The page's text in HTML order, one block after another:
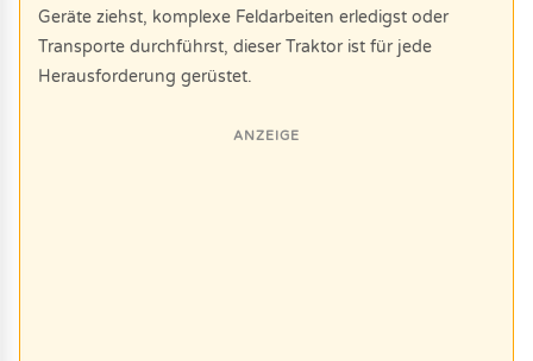
Geräte ziehst, komplexe Feldarbeiten erledigst oder
Transporte durchführst, dieser Traktor ist für jede
Herausforderung gerüstet.
ANZEIGE